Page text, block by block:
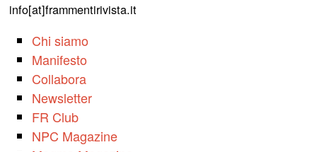
info[at]frammentirivista.it
Chi siamo
Manifesto
Collabora
Newsletter
FR Club
NPC Magazine